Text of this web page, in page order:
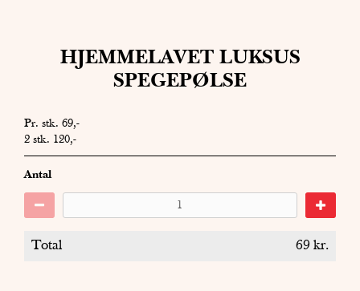
HJEMMELAVET LUKSUS
SPEGEPØLSE
Pr. stk. 69,-
2 stk. 120,-
Antal
Total 69 kr.